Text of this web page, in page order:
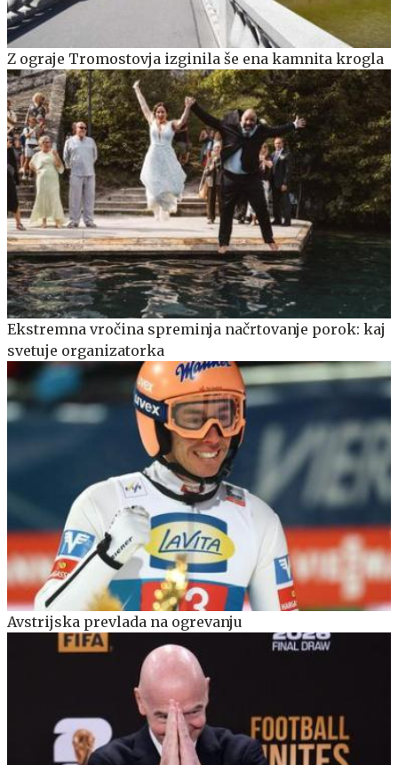
Z ograje Tromostovja izginila še ena kamnita krogla
Ekstremna vročina spreminja načrtovanje porok: kaj
svetuje organizatorka
Avstrijska prevlada na ogrevanju